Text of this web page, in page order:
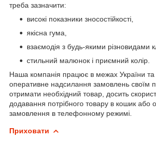
треба зазначити:
високі показники зносостійкості,
якісна гума,
взаємодія з будь-якими різновидами
стильний малюнок і приємний колір.
Наша компанія працює в межах України та
оперативне надсилання замовлень своїм
отримати необхідний товар, досить
додавання потрібного товару в кошик або
замовлення в телефонному режимі.
Приховати